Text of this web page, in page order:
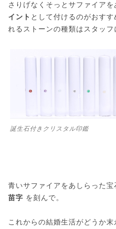
さりげなくそっとサファイアを
イント として付けるのがおす
れるストーンの種類はスタッフ
誕生石付きクリスタル印鑑
青いサファイアをあしらった宝
苗字 を刻んで。
これからの結婚生活がどうか